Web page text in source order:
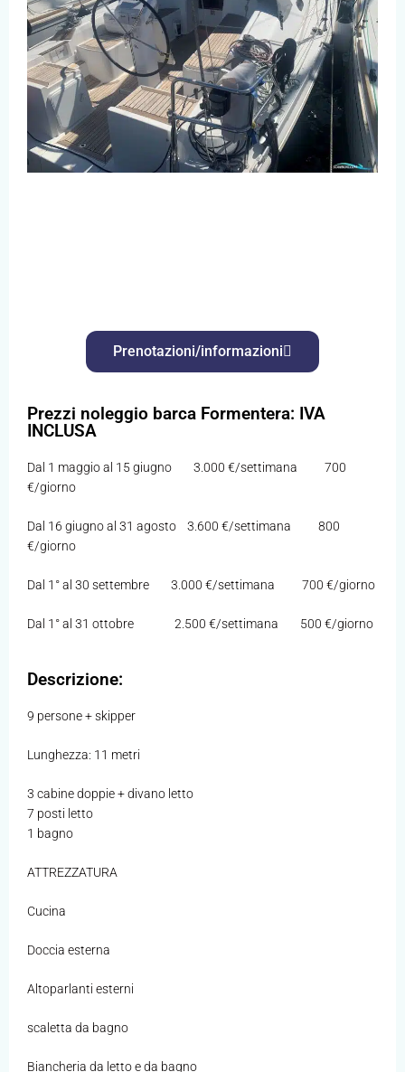
Prenotazioni/informazioni
Prezzi noleggio barca Formentera: IVA
INCLUSA
Dal 1 maggio al 15 giugno 3.000 €/settimana 700
€/giorno
Dal 16 giugno al 31 agosto 3.600 €/settimana 800
€/giorno
Dal 1° al 30 settembre 3.000 €/settimana 700 €/giorno
Dal 1° al 31 ottobre 2.500 €/settimana 500 €/giorno
Descrizione:
9 persone + skipper
Lunghezza: 11 metri
3 cabine doppie + divano letto
7 posti letto
1 bagno
ATTREZZATURA
Cucina
Doccia esterna
Altoparlanti esterni
scaletta da bagno
Biancheria da letto e da bagno